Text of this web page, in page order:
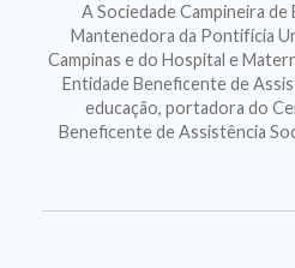
A Sociedade Campineira
Mantenedora da Pontifícia
Campinas e do Hospital e
Entidade Beneficente de
educação, portadora do
Beneficente de Assistência